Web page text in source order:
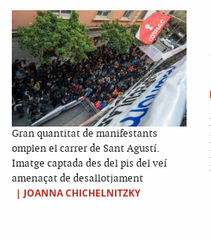
Gran quantitat de manifestants
omplen el carrer de Sant Agustí.
Imatge captada des del pis del veí
amenaçat de desallotjament
| JOANNA CHICHELNITZKY